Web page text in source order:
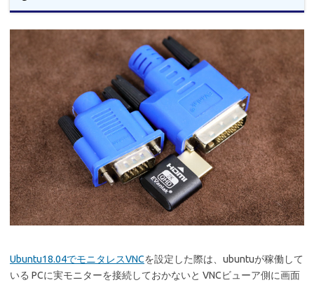
Ubuntu18.04でモニタレスVNCを設定した際は、ubuntuが稼働して
いる PCに実モニターを接続しておかないと VNCビューア側に画面